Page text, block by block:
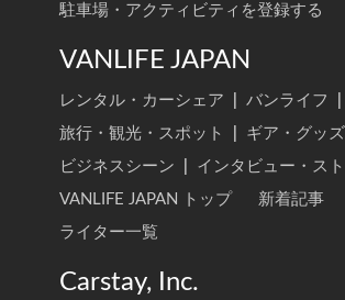
駐車場・アクティビティを登録する
VANLIFE JAPAN
レンタル・カーシェア バンライフ
旅行・観光・スポット
ギア・グッズ
ビジネスシーン
インタビュー・ス
VANLIFE JAPAN トップ
新着記事
ライター一覧
Carstay, Inc.